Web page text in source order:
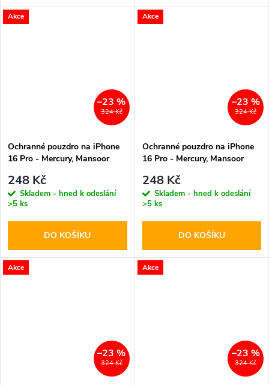
Akce
324 Kč
–23 %
Ochranné pouzdro na iPhone
16 Pro - Mercury, Mansoor
248 Kč
Skladem - hned k odeslání
>5 ks
DO KOŠÍKU
Akce
324 Kč
–23 %
Ochranné pouzdro na iPhone
16 Pro - Mercury, Mansoor
248 Kč
Skladem - hned k odeslání
>5 ks
DO KOŠÍKU
Akce
324 Kč
–23 %
Akce
324 Kč
–23 %